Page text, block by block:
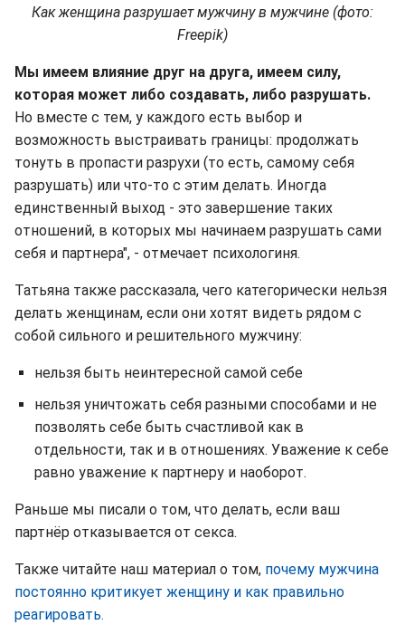
Как женщина разрушает мужчину в мужчине (фото:
Freepik)
Мы имеем влияние друг на друга, имеем силу,
которая может либо создавать, либо разрушать.
Но вместе с тем, у каждого есть выбор и
возможность выстраивать границы: продолжать
тонуть в пропасти разрухи (то есть, самому себя
разрушать) или что-то с этим делать. Иногда
единственный выход - это завершение таких
отношений, в которых мы начинаем разрушать сами
себя и партнера", - отмечает психологиня.
Татьяна также рассказала, чего категорически нельзя
делать женщинам, если они хотят видеть рядом с
собой сильного и решительного мужчину:
нельзя быть неинтересной самой себе
нельзя уничтожать себя разными способами и не
позволять себе быть счастливой как в
отдельности, так и в отношениях. Уважение к себе
равно уважение к партнеру и наоборот.
Раньше мы писали о том, что делать, если ваш
партнёр отказывается от секса.
Также читайте наш материал о том, почему мужчина
постоянно критикует женщину и как правильно
реагировать.